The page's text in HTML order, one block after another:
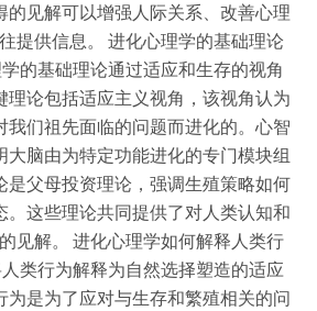
的见解可以增强人际关系、改善心理
提供信息。 进化心理学的基础理论
的基础理论通过适应和生存的视角
理论包括适应主义视角，该视角认为
我们祖先面临的问题而进化的。心智
大脑由为特定功能进化的专门模块组
是父母投资理论，强调生殖策略如何
。这些理论共同提供了对人类认知和
见解。 进化心理学如何解释人类行
类行为解释为自然选择塑造的适应
为是为了应对与生存和繁殖相关的问